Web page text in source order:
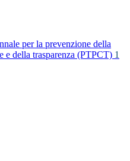
per la prevenzione della
e della trasparenza (PTPCT) 1